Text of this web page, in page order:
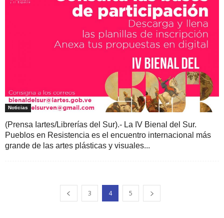
Noticias
(Prensa Iartes/Librerías del Sur).- La IV Bienal del Sur.
Pueblos en Resistencia es el encuentro internacional más
grande de las artes plásticas y visuales...
3 4 5